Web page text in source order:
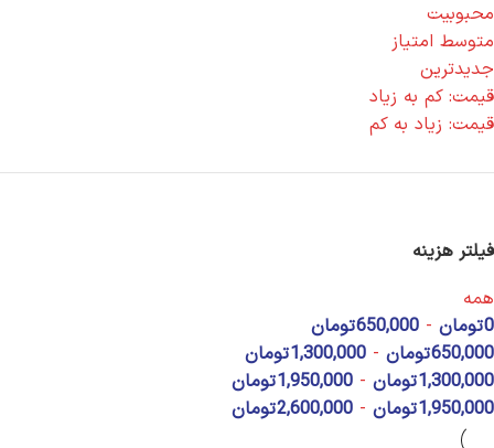
محبوبیت
متوسط امتیاز
جدیدترین
قیمت: کم به زیاد
قیمت: زیاد به کم
فیلتر هزینه
همه
0تومان -
650,000تومان
650,000تومان -
1,300,000تومان
1,300,000تومان -
1,950,000تومان
1,950,000تومان -
2,600,000تومان